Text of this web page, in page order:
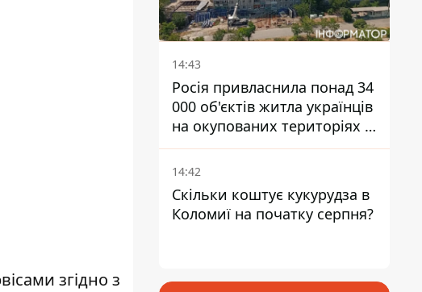
згідно з
14:43
Росія привласнила понад 34
000 об'єктів житла українців
на окупованих територіях -
розслідування BBC
14:42
Скільки коштує кукурудза в
Коломиї на початку серпня?